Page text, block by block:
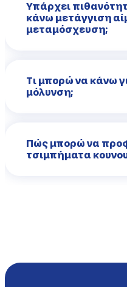
Υπάρχει
κάνω μετάγγιση
μεταμόσχευση;
Τι μπορώ να κάνω
μόλυνση;
Πώς μπορώ να
τσιμπήματα